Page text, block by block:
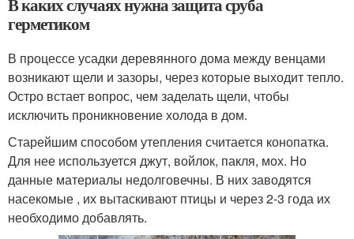
герметиком
В процессе усадки деревянного дома между венцами
возникают щели и зазоры, через которые выходит тепло.
Остро встает вопрос, чем заделать щели, чтобы
исключить проникновение холода в дом.
Старейшим способом утепления считается конопатка.
Для нее используется джут, войлок, пакля, мох. Но
данные материалы недолговечны. В них заводятся
насекомые , их вытаскивают птицы и через 2-3 года их
необходимо добавлять.